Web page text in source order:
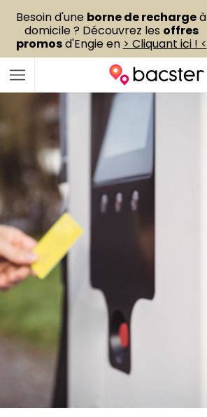
Besoin d'une borne de rechargeà
domicile ? Découvrez les offres
promosd'Engie en > Cliquant ici ! <